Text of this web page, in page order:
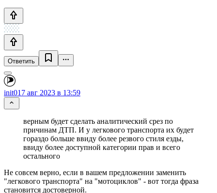
Ответить
init017 авг 2023 в 13:59
верным будет сделать аналитический срез по
причинам ДТП. И у легкового транспорта их будет
гораздо больше ввиду более резвого стиля езды,
ввиду более доступной категории прав и всего
остального
Не совсем верно, если в вашем предложении заменить
"легкового транспорта" на "мотоциклов" - вот тогда фраза
становится достоверной.